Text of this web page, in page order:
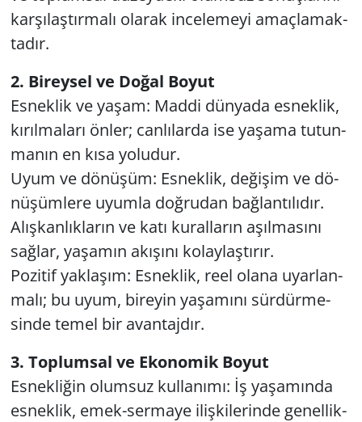
kar­şı­laş­tır­ma­lı ola­rak in­ce­le­me­yi amaç­la­mak­
ta­dır.
2. Bi­rey­sel ve Doğal Boyut
Es­nek­lik ve yaşam: Maddi dün­ya­da es­nek­lik,
kı­rıl­ma­la­rı önler; can­lı­lar­da ise ya­şa­ma tu­tun­
ma­nın en kısa yo­lu­dur.
Uyum ve dö­nü­şüm: Es­nek­lik, de­ği­şim ve dö­
nü­şüm­le­re uyum­la doğ­ru­dan bağ­lan­tı­lı­dır.
Alış­kan­lık­la­rın ve katı ku­ral­la­rın aşıl­ma­sı­nı
sağ­lar, ya­şa­mın akı­şı­nı ko­lay­laş­tı­rır.
Po­zi­tif yak­la­şım: Es­nek­lik, reel olana uyar­lan­
ma­lı; bu uyum, bi­re­yin ya­şa­mı­nı sür­dür­me­
sin­de temel bir avan­taj­dır.
3. Top­lum­sal ve Eko­no­mik Boyut
Es­nek­li­ğin olum­suz kul­la­nı­mı: İş ya­şa­mın­da
es­nek­lik, emek-ser­ma­ye iliş­ki­le­rin­de ge­nel­lik­
Yerel